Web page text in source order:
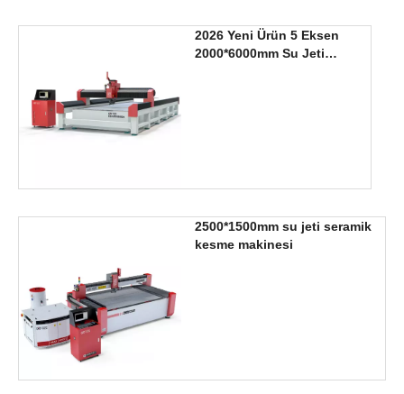
2026 Yeni Ürün 5 Eksen
2000*6000mm Su Jeti
2500*1500mm su jeti seramik
kesme makinesi